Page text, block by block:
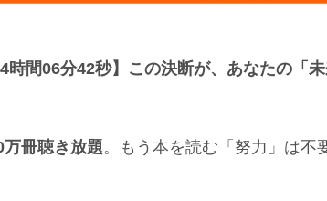
時間06分41秒】 この決断が、あなたの「
冊聴き放題。もう本を読む「努力」は不